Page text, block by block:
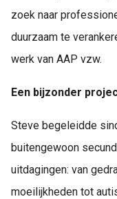
zoek naar
duurzaam te
werk van AAP vzw.
Een bijzonder
Steve begeleidde
buitengewoon
uitdagingen: van
moeilijkheden tot